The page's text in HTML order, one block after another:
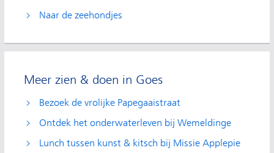
Naar de zeehondjes
Meer zien & doen in Goes
Bezoek de vrolijke Papegaaistraat
Ontdek het onderwaterleven bij Wemeldinge
Lunch tussen kunst & kitsch bij Missie Applepie